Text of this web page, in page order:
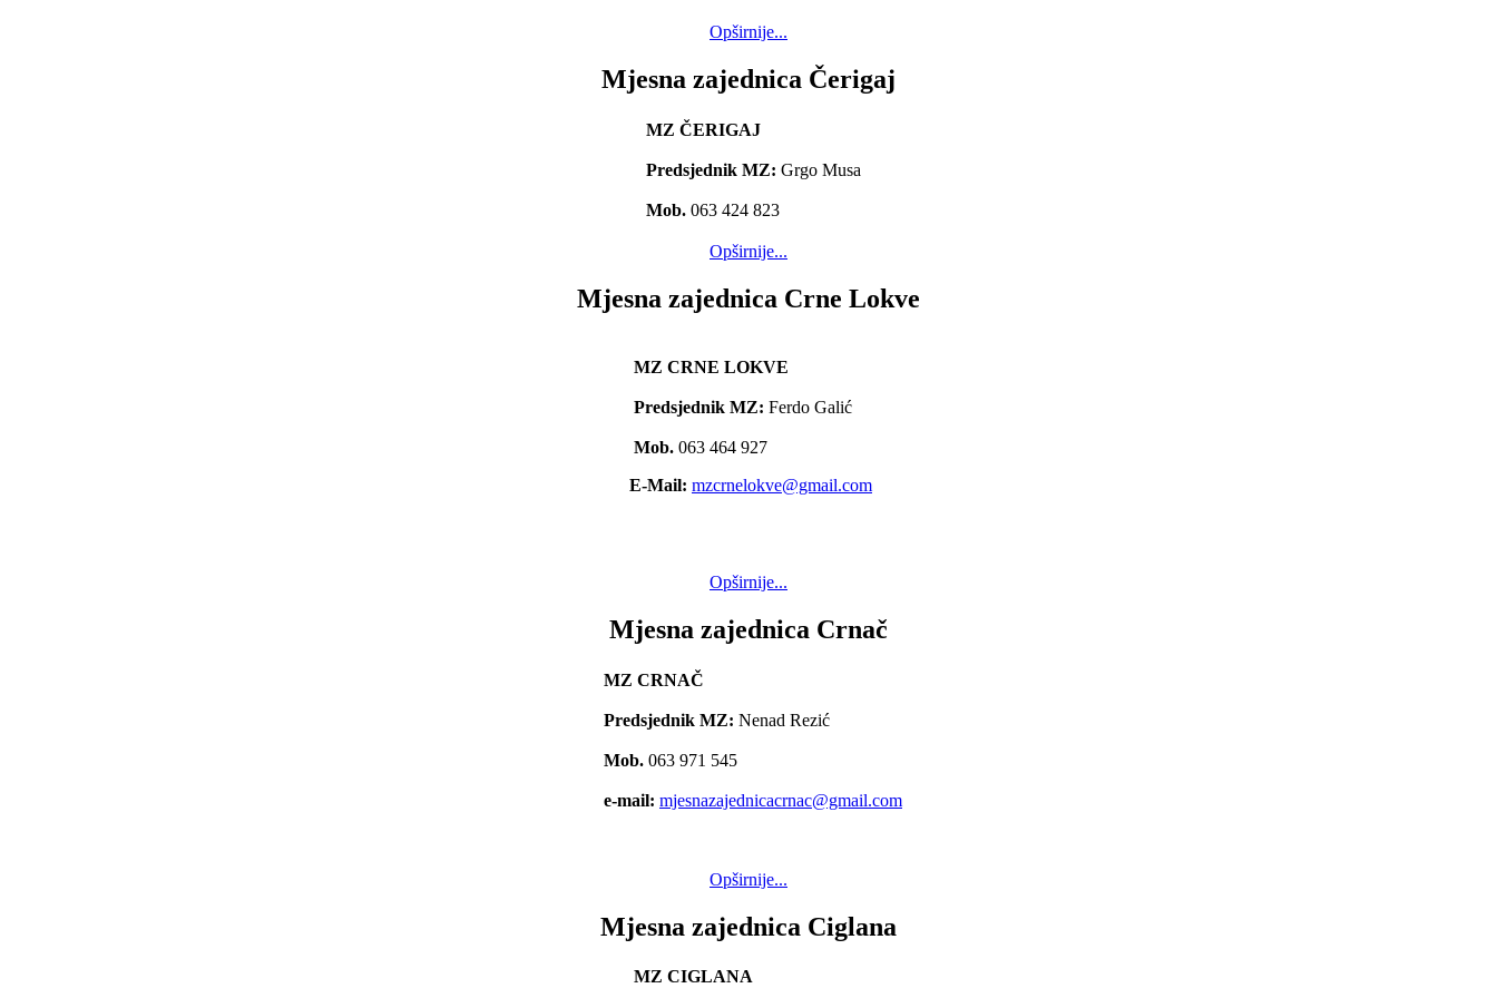
Opširnije...
Mjesna zajednica Čerigaj
MZ ČERIGAJ
Predsjednik MZ: Grgo Musa
Mob.063 424 823
Opširnije...
Mjesna zajednica Crne Lokve
MZ CRNE LOKVE
Predsjednik MZ: Ferdo Galić
Mob. 063 464 927
E-Mail: mzcrnelokve@gmail.com
Opširnije...
Mjesna zajednica Crnač
MZ CRNAČ
Predsjednik MZ: Nenad Rezić
Mob. 063 971 545
e-mail: mjesnazajednicacrnac@gmail.com
Opširnije...
Mjesna zajednica Ciglana
MZ CIGLANA